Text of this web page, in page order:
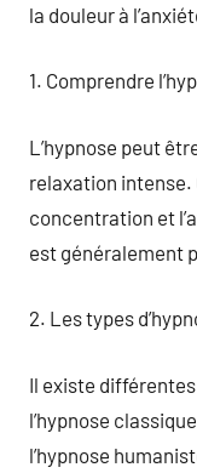
la douleur à
1. Comprendre
L’hypnose peut
relaxation intense.
concentration et
est généralement
2. Les types
Il existe différentes
l’hypnose
l’hypnose